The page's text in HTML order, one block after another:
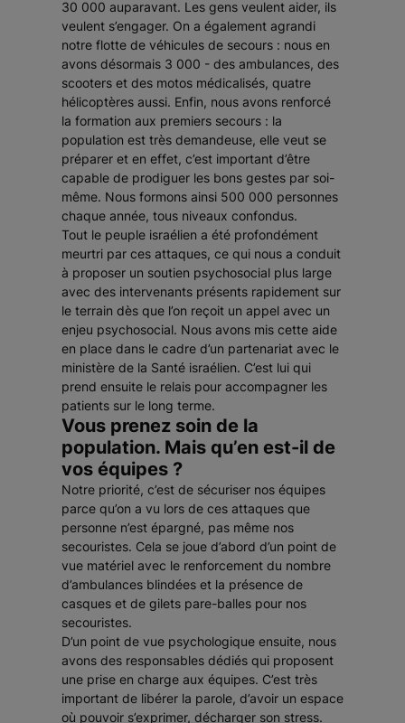
30 000 auparavant. Les gens veulent aider, ils
veulent s’engager. On a également agrandi
notre flotte de véhicules de secours : nous en
avons désormais 3 000 - des ambulances, des
scooters et des motos médicalisés, quatre
hélicoptères aussi. Enfin, nous avons renforcé
la formation aux premiers secours : la
population est très demandeuse, elle veut se
préparer et en effet, c’est important d’être
capable de prodiguer les bons gestes par soi-
même. Nous formons ainsi 500 000 personnes
chaque année, tous niveaux confondus.
Tout le peuple israélien a été profondément
meurtri par ces attaques, ce qui nous a conduit
à proposer un soutien psychosocial plus large
avec des intervenants présents rapidement sur
le terrain dès que l’on reçoit un appel avec un
enjeu psychosocial. Nous avons mis cette aide
en place dans le cadre d’un partenariat avec le
ministère de la Santé israélien. C’est lui qui
prend ensuite le relais pour accompagner les
patients sur le long terme.
Vous prenez soin de la
population. Mais qu’en est-il de
vos équipes ?
Notre priorité, c’est de sécuriser nos équipes
parce qu’on a vu lors de ces attaques que
personne n’est épargné, pas même nos
secouristes. Cela se joue d’abord d’un point de
vue matériel avec le renforcement du nombre
d’ambulances blindées et la présence de
casques et de gilets pare-balles pour nos
secouristes.
D’un point de vue psychologique ensuite, nous
avons des responsables dédiés qui proposent
une prise en charge aux équipes. C’est très
important de libérer la parole, d’avoir un espace
où pouvoir s’exprimer, décharger son stress.